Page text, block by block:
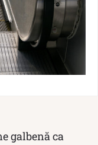
galbenă ca